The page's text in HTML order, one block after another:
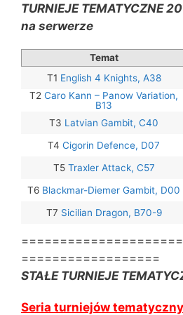
TURNIEJE TEMATYCZNE
na serwerze
Temat
T1 English 4 Knights, A38
T2 Caro Kann – Panow Variation,
B13
T3 Latvian Gambit, C40
T4 Cigorin Defence, D07
T5 Traxler Attack, C57
T6 Blackmar-Diemer Gambit, D00
T7 Sicilian Dragon, B70-9
==================
STAŁE TURNIEJE
Seria turniejów